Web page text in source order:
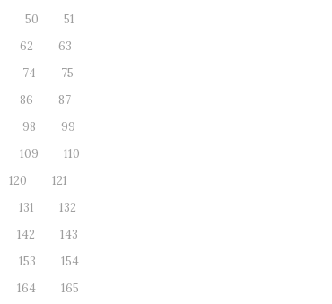
50
51
62
63
74
75
86
87
98
99
109
110
120
121
131
132
142
143
153
154
164
165